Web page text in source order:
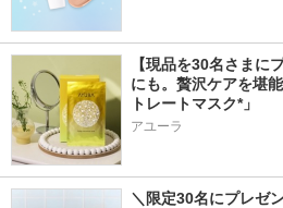
【現品を30名さまに
にも。贅沢ケアを堪
トレートマスク*」
アユーラ
＼限定30名にプレゼ